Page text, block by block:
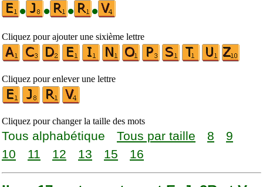
•
• • •
Cliquez pour ajouter une sixième lettre
Cliquez pour enlever une lettre
Cliquez pour changer la taille des mots
Tous alphabétique Tous par taille 8
9
10
11 12 13 15 16